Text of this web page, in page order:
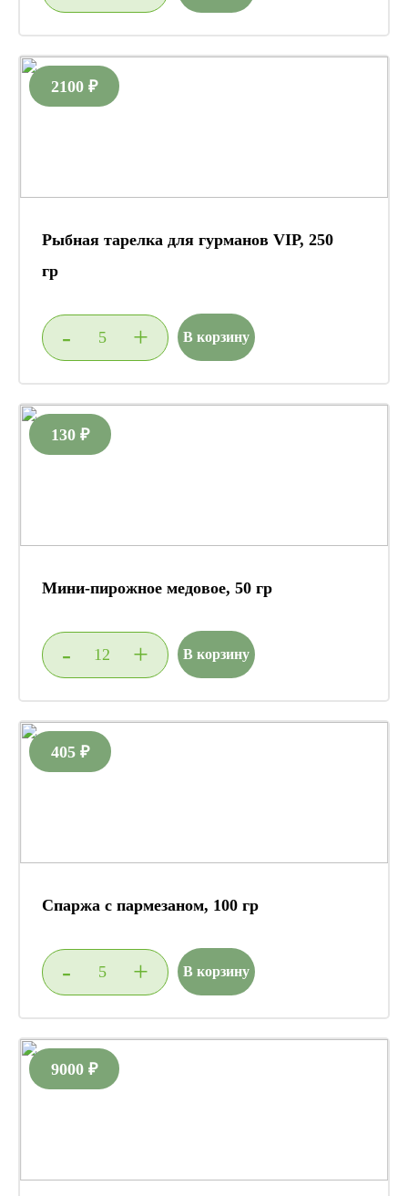
2100 ₽
Рыбная тарелка для гурманов VIP, 250
гр
- + В корзину
130 ₽
Мини-пирожное медовое, 50 гр
- + В корзину
405 ₽
Спаржа с пармезаном, 100 гр
- + В корзину
9000 ₽